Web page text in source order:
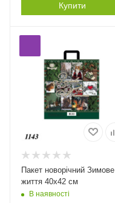
Купити
Пакет новорічний Зимове
життя 40х42 см
В наявності